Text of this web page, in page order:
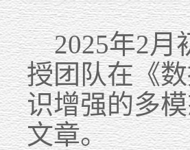
2025年2月
授团队在《
识增强的多
文章。